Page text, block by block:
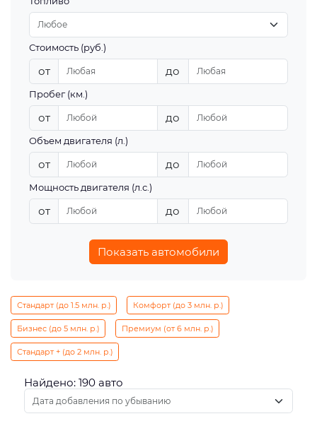
Стоимость (руб.)
от до
Пробег (км.)
от до
Объем двигателя (л.)
от до
Мощность двигателя (л.с.)
от до
Показать автомобили
Стандарт (до 1.5 млн. р.) Комфорт (до 3 млн. р.)
Бизнес (до 5 млн. р.) Премиум (от 6 млн. р.)
Стандарт + (до 2 млн. р.)
Найдено: 190 авто